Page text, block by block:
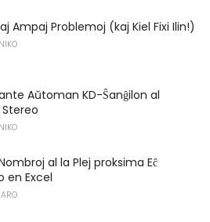
Ampaj Problemoj (kaj Kiel Fixi Ilin!)
Aŭtoman KD-Ŝanĝilon al
al la Plej proksima Eĉ
en Excel